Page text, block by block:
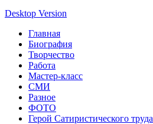
Desktop Version
Главная
Биография
Творчество
Работа
Мастер-класс
СМИ
Разное
ФОТО
Герой Сатиристического труда